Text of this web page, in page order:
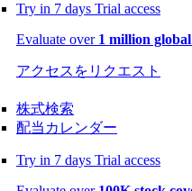
Try in 7 days Trial access
Evaluate over 1 million
アクセスをリクエスト
株式検索
配当カレンダー
Try in 7 days Trial access